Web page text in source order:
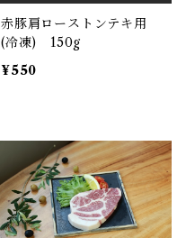
赤豚肩ローストンテキ用
(冷凍) 150g
¥550